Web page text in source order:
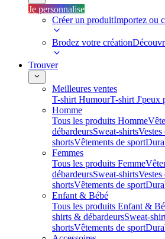
Je personnalise
Créer un produitImportez ou
Brodez votre création
Trouver
Meilleures ventes
T-shirt HumourT-shirt J'peux
Homme
Tous les produits Homme
débardeursSweat-shirtsVestes
shortsVêtements de sport
Femmes
Tous les produits Femme
débardeursSweat-shirtsVestes
shortsVêtements de sport
Enfant & Bébé
Tous les produits Enfant &
shirts & débardeursSweat-
shortsVêtements de sport